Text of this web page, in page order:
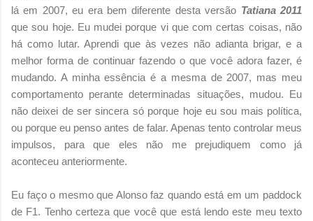
lá em 2007, eu era bem diferente desta versão Tatiana 2011
que sou hoje. Eu mudei porque vi que com certas coisas, não
há como lutar. Aprendi que às vezes não adianta brigar, e a
melhor forma de continuar fazendo o que você adora fazer, é
mudando. A minha essência é a mesma de 2007, mas meu
comportamento perante determinadas situações, mudou. Eu
não deixei de ser sincera só porque hoje eu sou mais política,
ou porque eu penso antes de falar. Apenas tento controlar meus
impulsos, para que eles não me prejudiquem como já
aconteceu anteriormente.
Eu faço o mesmo que Alonso faz quando está em um paddock
de F1. Tenho certeza que você que está lendo este meu texto